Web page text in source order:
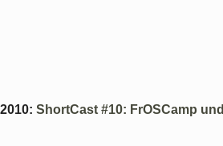
: ShortCast #10: FrOSCamp und